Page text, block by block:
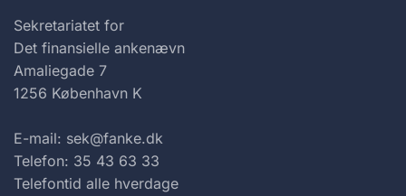
Sekretariatet for
Det finansielle ankenævn
Amaliegade 7
1256 København K
E-mail: sek@fanke.dk
Telefon: 35 43 63 33
Telefontid alle hverdage